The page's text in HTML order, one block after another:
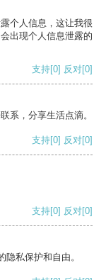
个人信息，这让我很
出现个人信息泄露的
支持[0] 反对[0]
系，分享生活点滴。
支持[0] 反对[0]
支持[0] 反对[0]
私保护和自由。